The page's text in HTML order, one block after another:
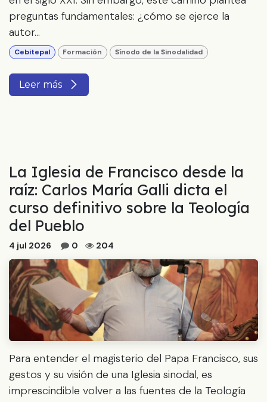
preguntas fundamentales: ¿cómo se ejerce la
autor...
Cebitepal Formación Sínodo de la Sinodalidad
Leer más
La Iglesia de Francisco desde la
raíz: Carlos María Galli dicta el
curso definitivo sobre la Teología
del Pueblo
4 jul 2026 0 204
Para entender el magisterio del Papa Francisco, sus
gestos y su visión de una Iglesia sinodal, es
imprescindible volver a las fuentes de la Teología